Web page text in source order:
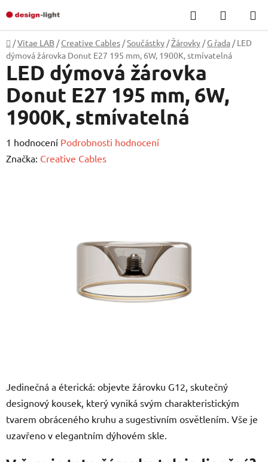
na
obsah
Hledat
KOŠÍK
Domů
/Vitae LAB / Creative Cables /Součástky /Žárovky / G řada / LED
dýmová žárovka Donut E27 195 mm, 6W, 1900K, stmívatelná
Jedinečná a éterická: objevte žárovku G12, skutečný
designový kousek, který vyniká svým charakteristickým
tvarem obráceného kruhu a sugestivním osvětlením. Vše je
uzavřeno v elegantním dýhovém skle.
LED dýmová žárovka
Donut E27 195 mm, 6W,
1900K, stmívatelná
Průměrné
hodnocení
1 hodnocení Podrobnosti hodnocení
Značka: Creative Cables